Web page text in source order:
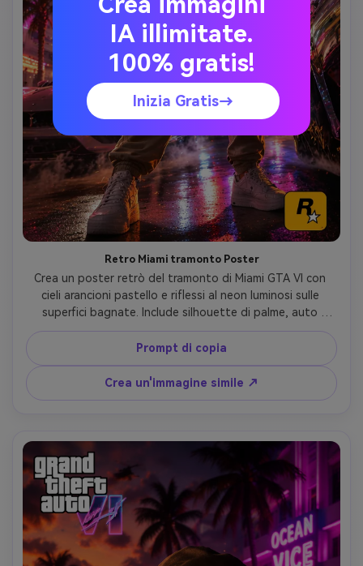
Retro Miami tramonto Poster
Crea un poster retrò del tramonto di Miami GTA VI con
cieli arancioni pastello e riflessi al neon luminosi sulle
superfici bagnate. Include silhouette di palme, auto
sportive d'epoca, trama di grano cinematografico,
atmosfera tropicale e energia synthwave degli anni' 80 in
tutta la composizione. Fornisci una composizione audace
di poster di gioco con un'estetica artistica promozionale
iperdettagliata che evoca la nostalgia classica della
Prompt di copia
Crea un'immagine simile ↗
IA illimitate.
100% gratis!
Inizia Gratis→